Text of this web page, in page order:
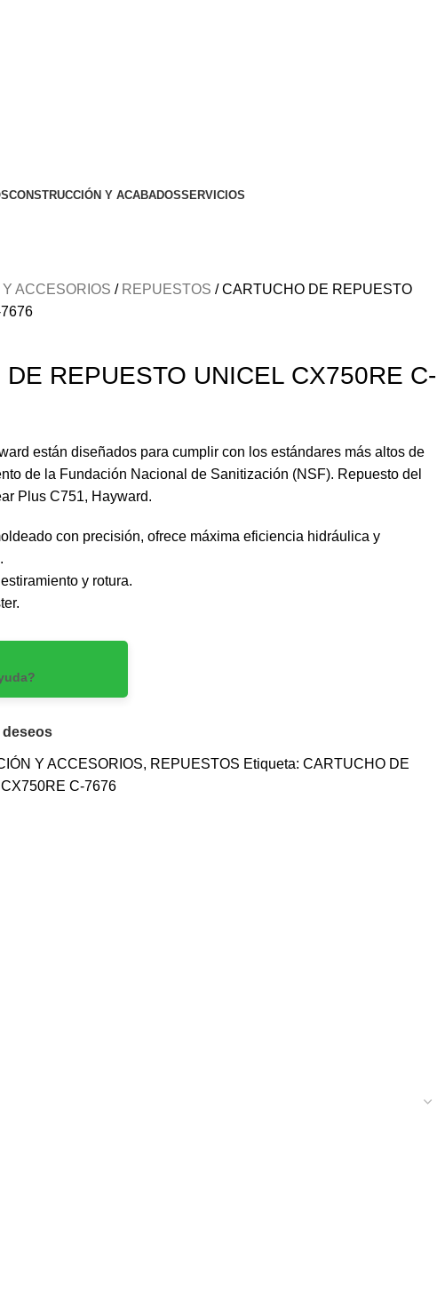
CONSTRUCCIÓN Y ACABADOSSERVICIOS
Y ACCESORIOS REPUESTOS
CARTUCHO DE REPUESTO
DE REPUESTO UNICEL CX750RE C-
están diseñados para cumplir con los estándares más altos de
de la Fundación Nacional de Sanitización (NSF). Repuesto del
Plus C751, Hayward.
con precisión, ofrece máxima eficiencia hidráulica y
y rotura.
deseos
Y ACCESORIOS, REPUESTOS Etiqueta: CARTUCHO DE
C-7676